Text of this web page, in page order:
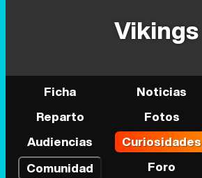
Vikings
Ficha Noticias
Reparto
Fotos
Audiencias
Curiosidades
Comunidad
Foro